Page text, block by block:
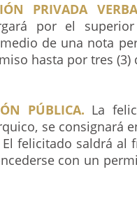
PRIVADA
por el
de una nota
hasta por tres (3)
PÚBLICA. La
se consignará
felicitado saldrá al
con un